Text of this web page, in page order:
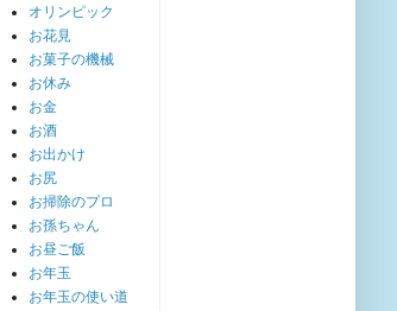
オリンピック
お花見
お菓子の機械
お休み
お金
お酒
お出かけ
お尻
お掃除のプロ
お孫ちゃん
お昼ご飯
お年玉
お年玉の使い道